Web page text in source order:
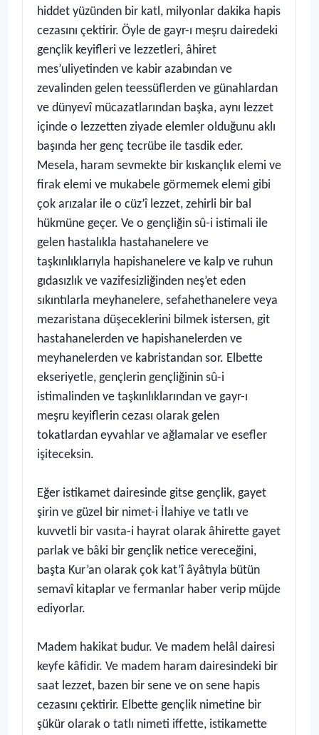
hiddet yüzünden bir katl, milyonlar dakika hapis
cezasını çektirir. Öyle de gayr-ı meşru dairedeki
gençlik keyifleri ve lezzetleri, âhiret
mes’uliyetinden ve kabir azabından ve
zevalinden gelen teessüflerden ve günahlardan
ve dünyevî mücazatlarından başka, aynı lezzet
içinde o lezzetten ziyade elemler olduğunu aklı
başında her genç tecrübe ile tasdik eder.
Mesela, haram sevmekte bir kıskançlık elemi ve
firak elemi ve mukabele görmemek elemi gibi
çok arızalar ile o cüz’î lezzet, zehirli bir bal
hükmüne geçer. Ve o gençliğin sû-i istimali ile
gelen hastalıkla hastahanelere ve
taşkınlıklarıyla hapishanelere ve kalp ve ruhun
gıdasızlık ve vazifesizliğinden neş’et eden
sıkıntılarla meyhanelere, sefahethanelere veya
mezaristana düşeceklerini bilmek istersen, git
hastahanelerden ve hapishanelerden ve
meyhanelerden ve kabristandan sor. Elbette
ekseriyetle, gençlerin gençliğinin sû-i
istimalinden ve taşkınlıklarından ve gayr-ı
meşru keyiflerin cezası olarak gelen
tokatlardan eyvahlar ve ağlamalar ve esefler
işiteceksin.
Eğer istikamet dairesinde gitse gençlik, gayet
şirin ve güzel bir nimet-i İlahiye ve tatlı ve
kuvvetli bir vasıta-i hayrat olarak âhirette gayet
parlak ve bâki bir gençlik netice vereceğini,
başta Kur’an olarak çok kat’î âyâtıyla bütün
semavî kitaplar ve fermanlar haber verip müjde
ediyorlar.
Madem hakikat budur. Ve madem helâl dairesi
keyfe kâfidir. Ve madem haram dairesindeki bir
saat lezzet, bazen bir sene ve on sene hapis
cezasını çektirir. Elbette gençlik nimetine bir
şükür olarak o tatlı nimeti iffette, istikamette